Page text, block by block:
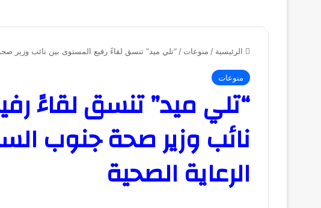
الرئيسية / منوعات / “تلي ميد” تنسق لقاءً رفيع المستوى بين نائب وزير
منوعات
“تلي ميد” تنسق لقاءً
نائب وزير صحة جنوب
الرعاية الصحية